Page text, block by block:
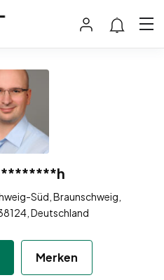
Süd, Braunschweig,
Deutschland
Merken